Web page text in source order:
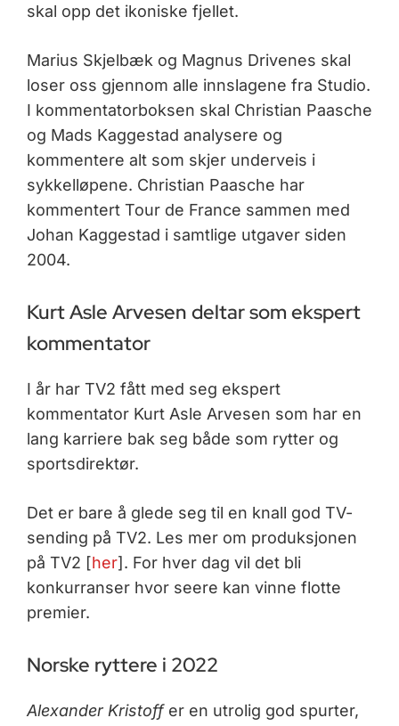
skal opp det ikoniske fjellet.
Marius Skjelbæk og Magnus Drivenes skal
loser oss gjennom alle innslagene fra Studio.
I kommentatorboksen skal Christian Paasche
og Mads Kaggestad analysere og
kommentere alt som skjer underveis i
sykkelløpene. Christian Paasche har
kommentert Tour de France sammen med
Johan Kaggestad i samtlige utgaver siden
2004.
Kurt Asle Arvesen deltar som ekspert
kommentator
I år har TV2 fått med seg ekspert
kommentator Kurt Asle Arvesen som har en
lang karriere bak seg både som rytter og
sportsdirektør.
Det er bare å glede seg til en knall god TV-
sending på TV2. Les mer om produksjonen
på TV2 [her]. For hver dag vil det bli
konkurranser hvor seere kan vinne flotte
premier.
Norske ryttere i 2022
Alexander Kristoffer en utrolig god spurter,